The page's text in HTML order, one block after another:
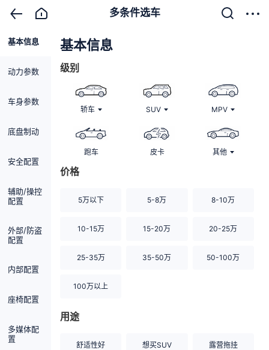
多条件选车
基本信息
动力参数
车身参数
底盘制动
安全配置
辅助/操控
配置
外部/防盗
配置
内部配置
座椅配置
多媒体配
置
基本信息
级别
轿车 SUV MPV
跑车 皮卡 其他
价格
5万以下 5-8万 8-10万
10-15万 15-20万 20-25万
25-35万 35-50万 50-100万
100万以上
用途
舒适性好 想买SUV 露营拖挂